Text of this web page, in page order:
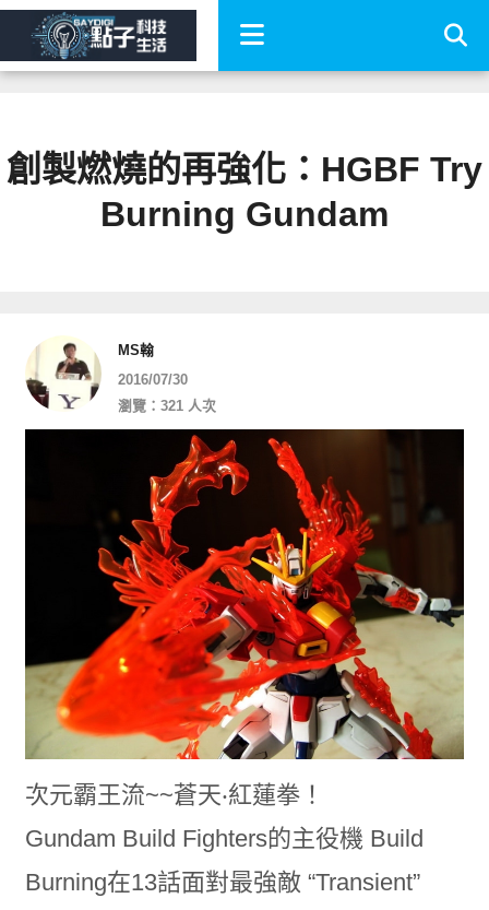
創製燃燒的再強化：HGBF Try
Burning Gundam
MS翰
2016/07/30
瀏覽：321 人次
次元霸王流~~蒼天‧紅蓮拳！
Gundam Build Fighters的主役機 Build
Burning在13話面對最強敵 “Transient”